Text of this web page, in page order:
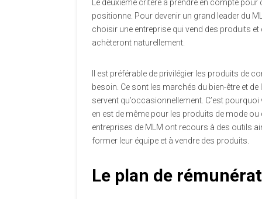
Le deuxième critère à prendre en compte
positionne. Pour devenir un grand leader du
choisir une entreprise qui vend des produits
achèteront naturellement.
Il est préférable de privilégier les produits
besoin. Ce sont les marchés du bien-être et
servent qu’occasionnellement. C’est
en est de même pour les produits de mode
entreprises de MLM ont recours à des outils
former leur équipe et à vendre des produits.
Le plan de